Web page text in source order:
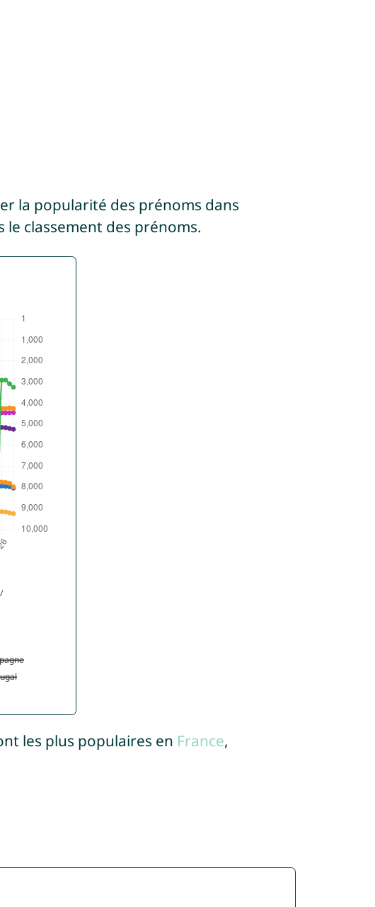
la popularité des prénoms dans
le classement des prénoms.
les plus populaires en France,